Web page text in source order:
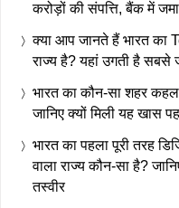
करोड़ों की संपत्ति, बैंक में
क्या आप जानते हैं भारत का
राज्य है? यहां उगती है सबसे
भारत का कौन-सा शहर
जानिए क्यों मिली यह खास
भारत का पहला पूरी तरह
वाला राज्य कौन-सा है?
तस्वीर